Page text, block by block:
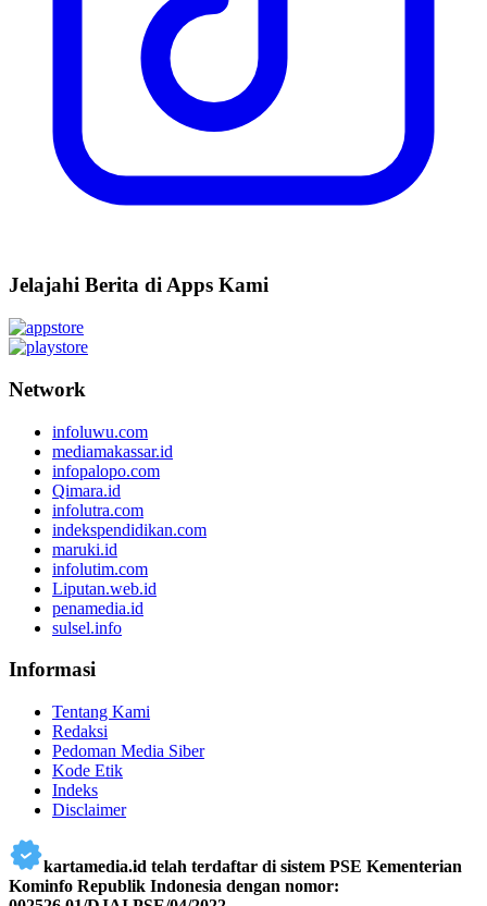
Jelajahi Berita di Apps Kami
Network
infoluwu.com
mediamakassar.id
infopalopo.com
Qimara.id
infolutra.com
indekspendidikan.com
maruki.id
infolutim.com
Liputan.web.id
penamedia.id
sulsel.info
Informasi
Tentang Kami
Redaksi
Pedoman Media Siber
Kode Etik
Indeks
Disclaimer
kartamedia.id telah terdaftar di sistem PSE Kementerian
Kominfo Republik Indonesia dengan nomor: